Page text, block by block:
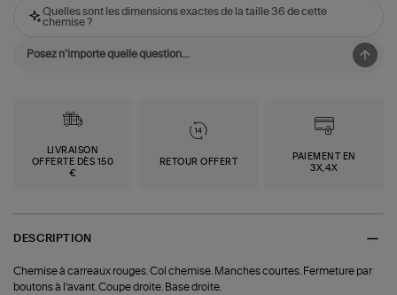
Quelles sont les dimensions exactes de la taille 36 de cette
chemise ?
LIVRAISON
OFFERTE DÈS 150
€
RETOUR OFFERT
PAIEMENT EN
3X,4X
DESCRIPTION
Chemise à carreaux rouges. Col chemise. Manches courtes. Fermeture par
boutons à l'avant. Coupe droite. Base droite.